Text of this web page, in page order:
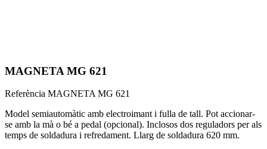
MAGNETA MG 621
Referència MAGNETA MG 621
Model semiautomàtic amb electroimant i fulla de tall. Pot accionar-
se amb la mà o bé a pedal (opcional). Inclosos dos reguladors per als
temps de soldadura i refredament. Llarg de soldadura 620 mm.